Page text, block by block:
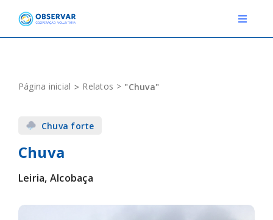
content
Toggle
EVENTOS
DEFINIÇÕES
F.A.Q.
Página inicial Relatos "Chuva"
Chuva forte
Chuva
Leiria, Alcobaça